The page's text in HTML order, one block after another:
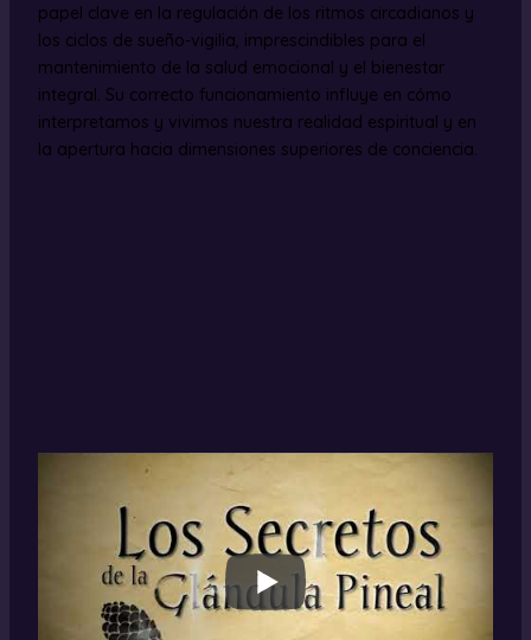
papel clave en la regulación de los ritmos circadianos y
los ciclos de sueño-vigilia, imprescindibles para el
mantenimiento de la salud emocional y el bienestar
integral. Su correcto funcionamiento influye en cómo
interpretamos y vivimos nuestra realidad espiritual y en
la apertura hacia dimensiones superiores de conciencia.